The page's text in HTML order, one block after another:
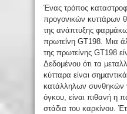
Ένας τρόπος
προγονικών κυττάρων
της ανάπτυξης
πρωτεΐνη GT198. Μια
της πρωτείνης GT198
Δεδομένου ότι τα
κύτταρα είναι
κατάλληλων συνθηκών
όγκου, είναι πιθανή η
στάδια του καρκίνου.